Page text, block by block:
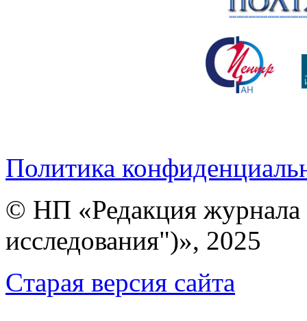
Политика
© НП «Редакция
исследования")», 2025
Cтарая версия сайта